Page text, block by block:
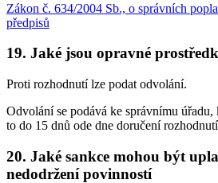
Zákon č. 634/2004 Sb., o správních
předpisů
19. Jaké jsou opravné
Proti rozhodnutí lze podat odvolání.
Odvolání se podává ke správnímu
to do 15 dnů ode dne doručení
20. Jaké sankce mohou být
nedodržení povinností